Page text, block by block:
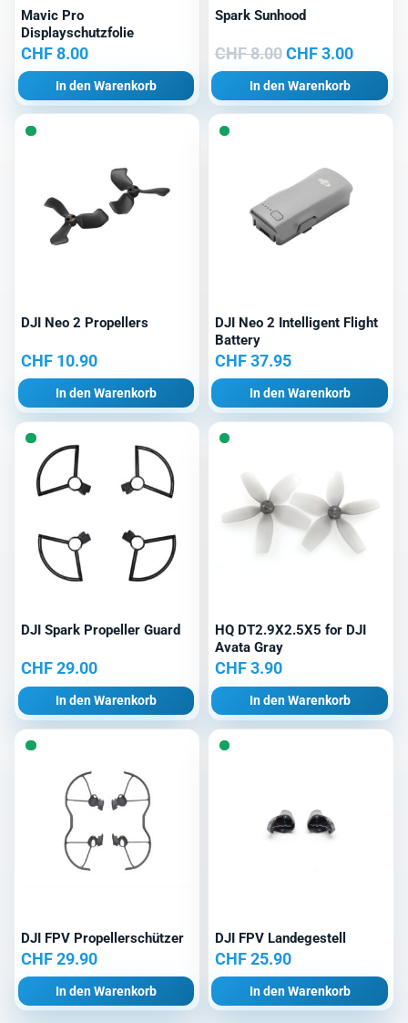
Mavic Pro
Displayschutzfolie
CHF8.00
In den Warenkorb
Spark Sunhood
CHF8.00 Ursprünglicher
Preis
war:
CHF3.00
Preis
ist:
CHF
In den Warenkorb
DJI Neo 2 Propellers
CHF 10.90
In den Warenkorb
DJI Neo 2 Intelligent Flight
Battery
CHF37.95
In den Warenkorb
DJI Spark Propeller Guard
CHF29.00
In den Warenkorb
HQ DT2.9X2.5X5 for DJI
Avata Gray
CHF3.90
In den Warenkorb
DJI FPV Propellerschützer
CHF29.90
In den Warenkorb
DJI FPV Landegestell
CHF25.90
In den Warenkorb